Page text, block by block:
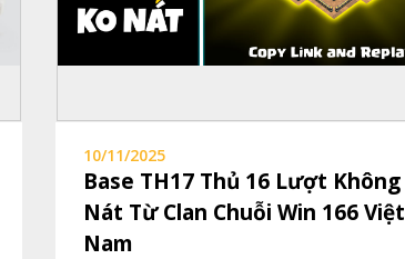
10/11/2025
Base TH17 Thủ 16 Lượt Không
Nát Từ Clan Chuỗi Win 166 Việt
Nam